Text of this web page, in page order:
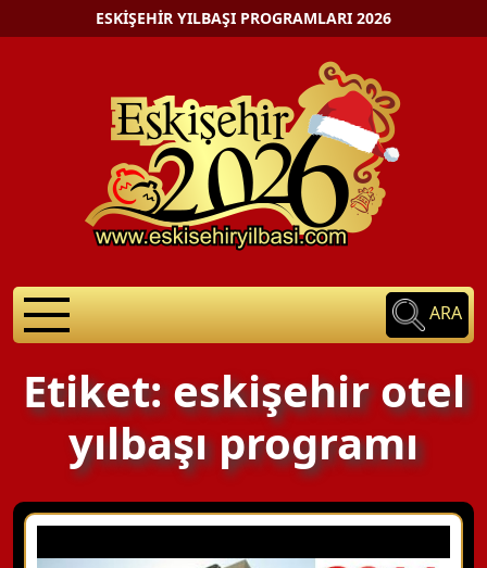
ESKIŞEHIR YILBAŞI PROGRAMLARI 2026
ARA
Etiket: eskişehir otel
yılbaşı programı